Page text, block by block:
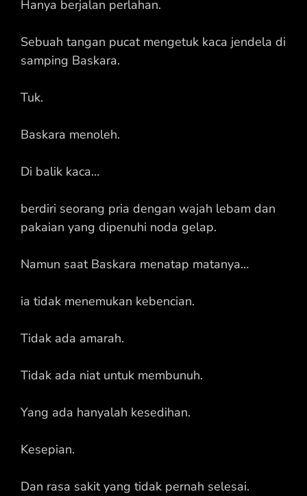
Hanya berjalan perlahan.
Sebuah tangan pucat mengetuk kaca jendela di
samping Baskara.
Tuk.
Baskara menoleh.
Di balik kaca…
berdiri seorang pria dengan wajah lebam dan
pakaian yang dipenuhi noda gelap.
Namun saat Baskara menatap matanya…
ia tidak menemukan kebencian.
Tidak ada amarah.
Tidak ada niat untuk membunuh.
Yang ada hanyalah kesedihan.
Kesepian.
Dan rasa sakit yang tidak pernah selesai.